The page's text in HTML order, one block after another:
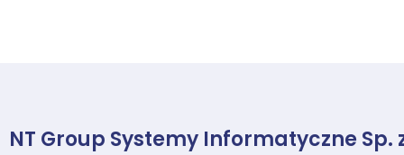
NT Group Systemy Informatyczne Sp.